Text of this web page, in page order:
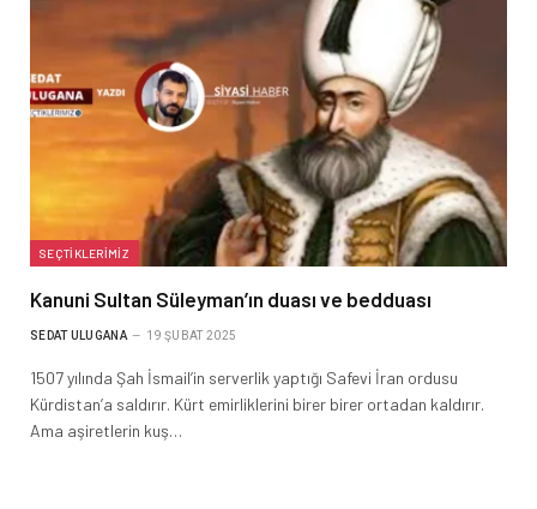
SEÇTIKLERIMIZ
Kanuni Sultan Süleyman’ın duası ve bedduası
SEDAT ULUGANA 19 ŞUBAT 2025
1507 yılında Şah İsmail’in serverlik yaptığı Safevi İran ordusu
Kürdistan’a saldırır. Kürt emirliklerini birer birer ortadan kaldırır.
Ama aşiretlerin kuş…